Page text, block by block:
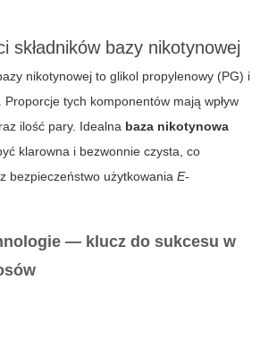
składników bazy nikotynowej
nikotynowej to glikol propylenowy (PG) i
tych komponentów mają wpływ
ilość pary. Idealna baza nikotynowa
klarowna i bezwonnie czysta, co
bezpieczeństwo użytkowania E-
— klucz do sukcesu w